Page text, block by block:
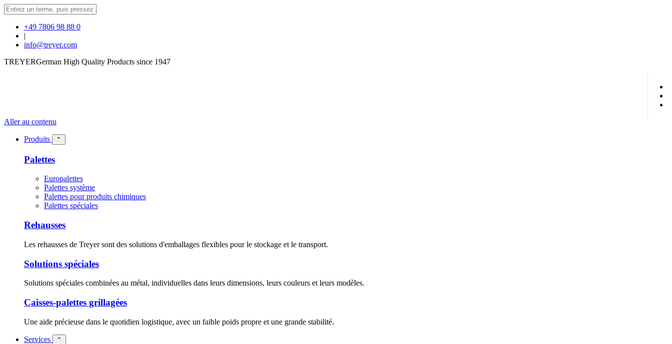
+49 7806 98 88 0
|
info@treyer.com
TREYERGerman High Quality Products since 1947
Aller au contenu
Produits ⌃
Palettes
Europalettes
Palettes système
Palettes pour produits chimiques
Palettes spéciales
Rehausses
Les rehausses de Treyer sont des solutions d'emballages flexibles pour le stockage et le transport.
Solutions spéciales
Solutions spéciales combinées au métal, individuelles dans leurs dimensions, leurs couleurs et leurs modèles.
Caisses-palettes grillagées
Une aide précieuse dans le quotidien logistique, avec un faible poids propre et une grande stabilité.
Services ⌃